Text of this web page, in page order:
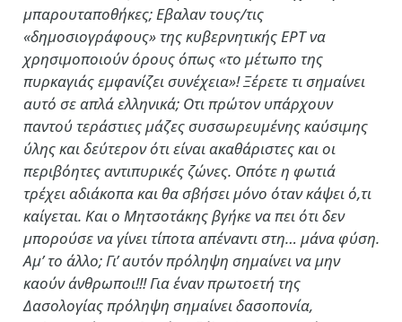
μπαρουταποθήκες; Εβαλαν τους/τις
«δημοσιογράφους» της κυβερνητικής ΕΡΤ να
χρησιμοποιούν όρους όπως «το μέτωπο της
πυρκαγιάς εμφανίζει συνέχεια»! Ξέρετε τι σημαίνει
αυτό σε απλά ελληνικά; Οτι πρώτον υπάρχουν
παντού τεράστιες μάζες συσσωρευμένης καύσιμης
ύλης και δεύτερον ότι είναι ακαθάριστες και οι
περιβόητες αντιπυρικές ζώνες. Οπότε η φωτιά
τρέχει αδιάκοπα και θα σβήσει μόνο όταν κάψει ό,τι
καίγεται. Και ο Μητσοτάκης βγήκε να πει ότι δεν
μπορούσε να γίνει τίποτα απέναντι στη… μάνα φύση.
Αμ’ το άλλο; Γι’ αυτόν πρόληψη σημαίνει να μην
καούν άνθρωποι!!! Για έναν πρωτοετή της
Δασολογίας πρόληψη σημαίνει δασοπονία,